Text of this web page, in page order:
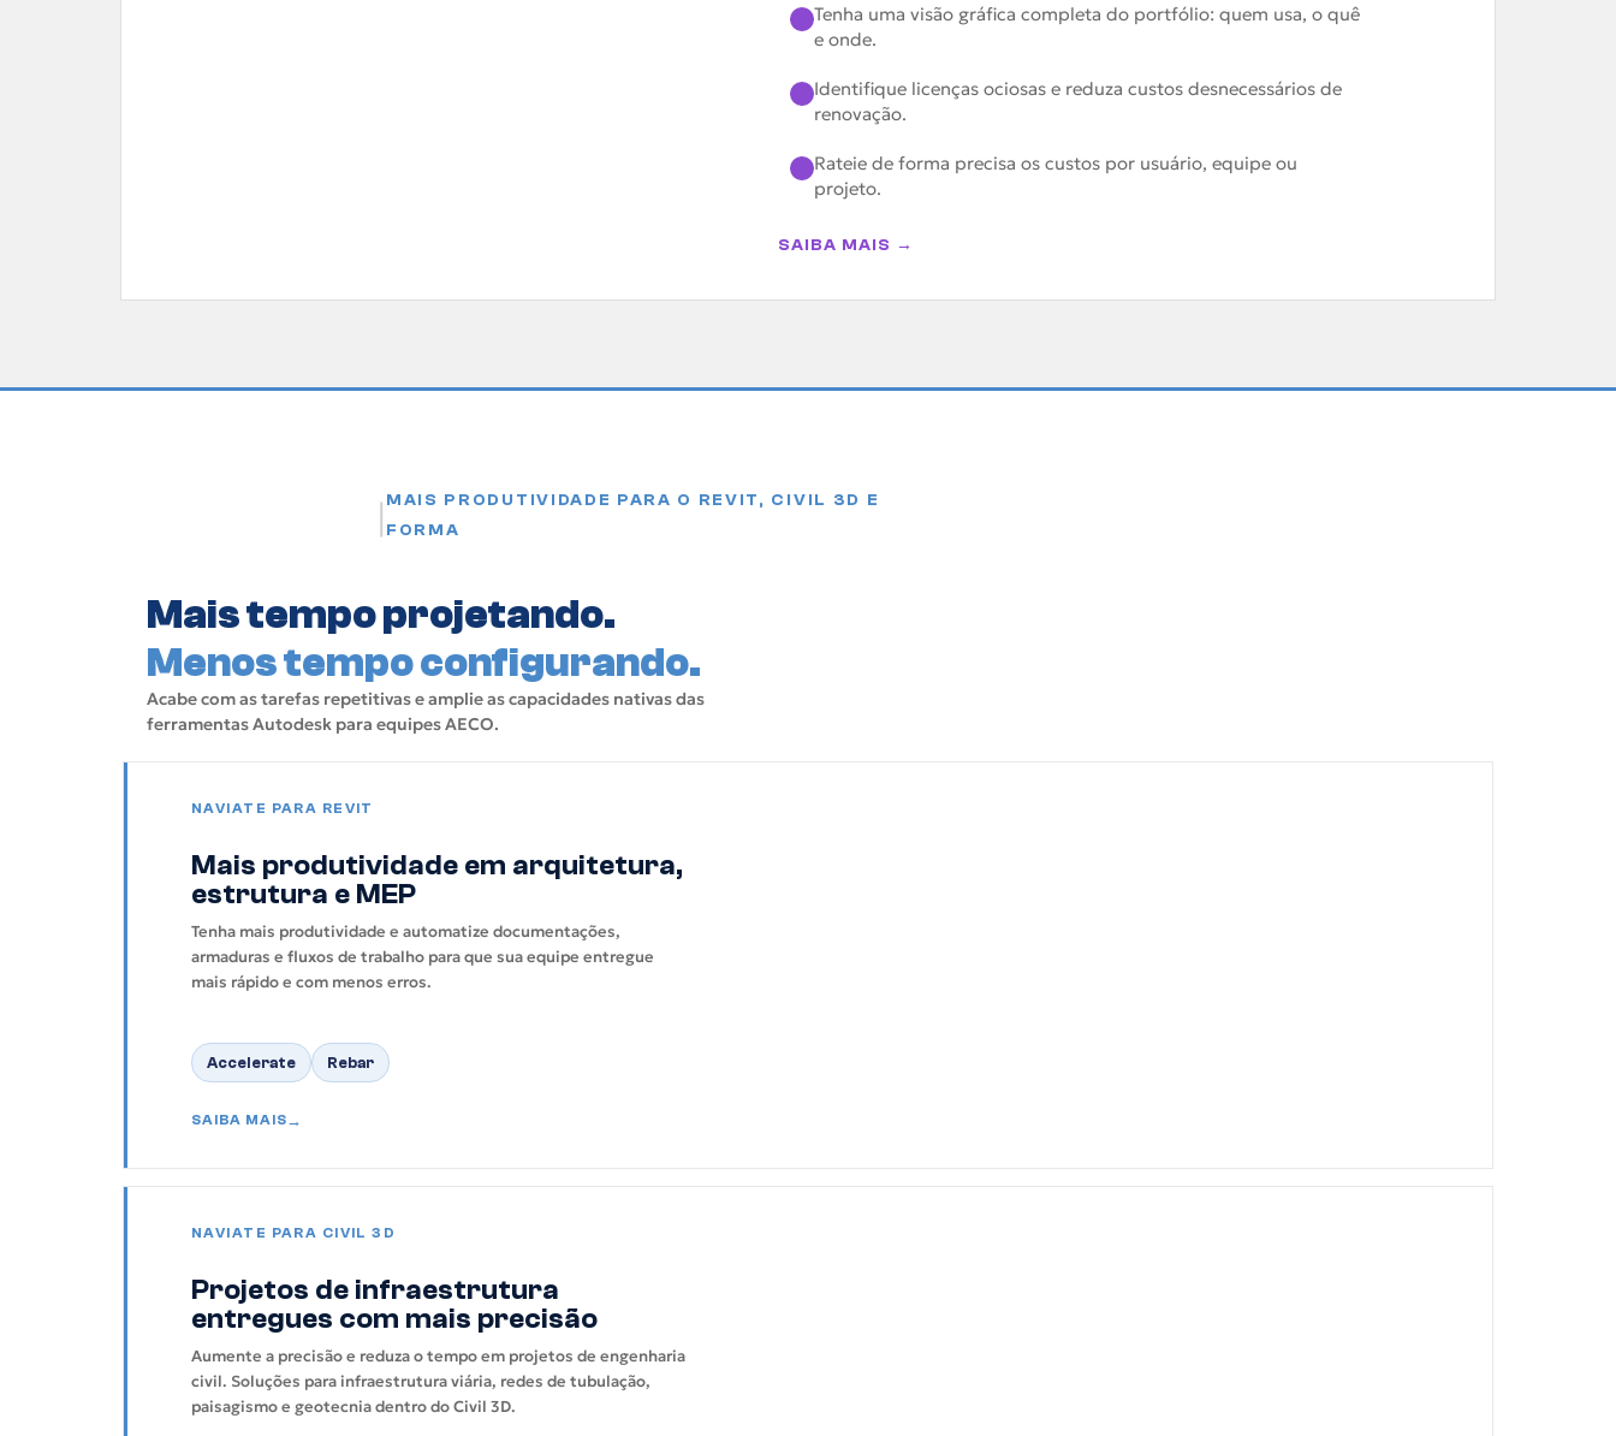
Tenha uma visão gráfica completa do portfólio: quem usa, o quê
e onde.
Identifique licenças ociosas e reduza custos desnecessários de
renovação.
Rateie de forma precisa os custos por usuário, equipe ou
projeto.
SAIBA MAIS →
MAIS PRODUTIVIDADE PARA O REVIT, CIVIL 3D E
FORMA
Mais tempo projetando.
Menos tempo configurando.
Acabe com as tarefas repetitivas e amplie as capacidades nativas das
ferramentas Autodesk para equipes AECO.
NAVIATE PARA REVIT
Mais produtividade em arquitetura,
estrutura e MEP
Tenha mais produtividade e automatize documentações,
armaduras e fluxos de trabalho para que sua equipe entregue
mais rápido e com menos erros.
Accelerate Rebar
SAIBA MAIS
NAVIATE PARA CIVIL 3D
Projetos de infraestrutura
entregues com mais precisão
Aumente a precisão e reduza o tempo em projetos de engenharia
civil. Soluções para infraestrutura viária, redes de tubulação,
paisagismo e geotecnia dentro do Civil 3D.